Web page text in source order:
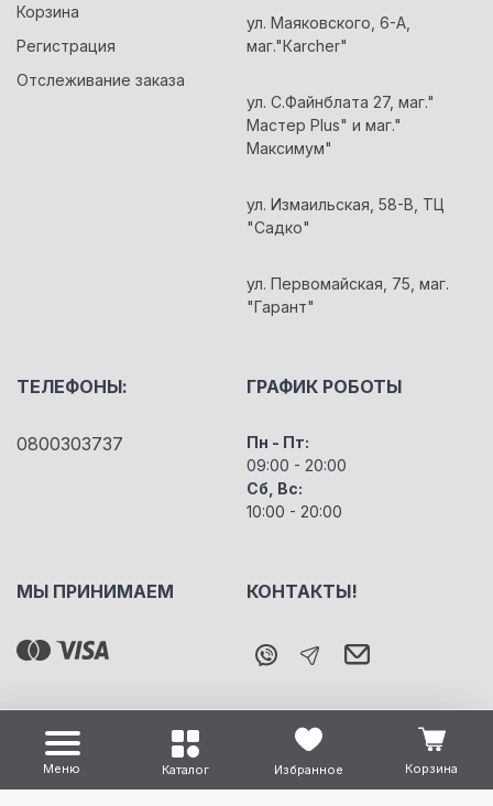
Корзина
Регистрация
Отслеживание заказа
ул. Маяковского, 6-А,
маг."Кarcher"
ул. С.Файнблата 27, маг."
Мастер Plus" и маг."
Максимум"
ул. Измаильская, 58-В, ТЦ
"Садко"
ул. Первомайская, 75, маг.
"Гарант"
ТЕЛЕФОНЫ:
0800303737
ГРАФИК РОБОТЫ
Пн - Пт:
09:00 - 20:00
Сб, Вс:
10:00 - 20:00
МЫ ПРИНИМАЕМ КОНТАКТЫ!
Меню Каталог Избранное Корзина